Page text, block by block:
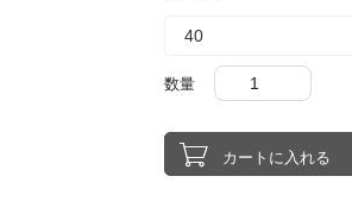
数量